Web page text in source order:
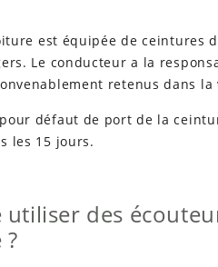
est équipée de ceintures
Le conducteur a la
retenus dans la
pour défaut de port de la
les 15 jours.
utiliser des
?